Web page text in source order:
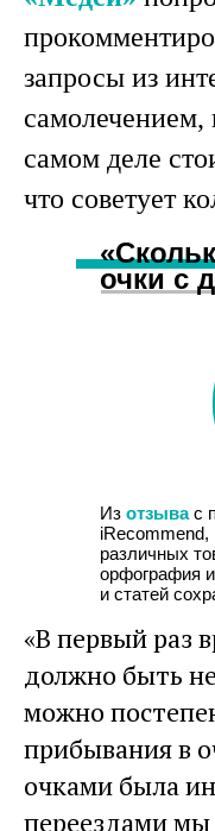
запросы из
самолечением,
самом деле
что советует
Из отзыва с
iRecommend,
различных
орфография
и статей
очки с
«В первый раз
должно быть
можно
прибывания в
очками была
переездами мы